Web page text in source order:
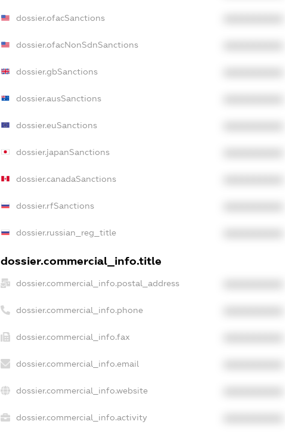
dossier.ofacSanctions
dossier.ofacNonSdnSanctions
dossier.gbSanctions
dossier.ausSanctions
dossier.euSanctions
dossier.japanSanctions
dossier.canadaSanctions
dossier.rfSanctions
dossier.russian_reg_title
dossier.commercial_info.title
dossier.commercial_info.postal_address
dossier.commercial_info.phone
dossier.commercial_info.fax
dossier.commercial_info.email
dossier.commercial_info.website
dossier.commercial_info.activity